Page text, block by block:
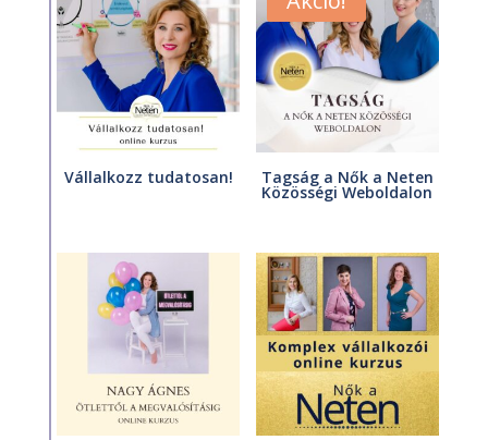
Vállalkozz tudatosan! Tagság a Nők a Neten
Közösségi Weboldalon